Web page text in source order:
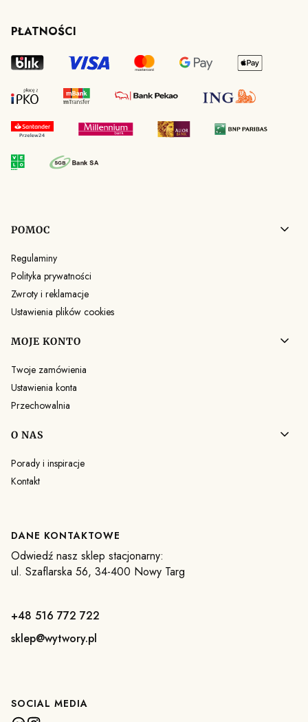
PŁATNOŚCI
Linki w stopce
POMOC
Regulaminy
Polityka prywatności
Zwroty i reklamacje
Ustawienia plików cookies
MOJE KONTO
Twoje zamówienia
Ustawienia konta
Przechowalnia
O NAS
Porady i inspiracje
Kontakt
DANE KONTAKTOWE
Odwiedź nasz sklep stacjonarny:
ul. Szaflarska 56, 34-400 Nowy Targ
+48 516 772 722
sklep@wytwory.pl
SOCIAL MEDIA